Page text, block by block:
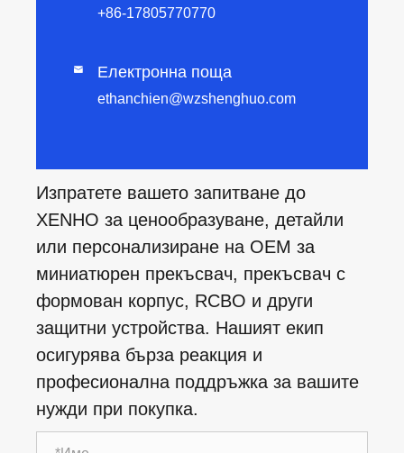
+86-17805770770
 Електронна поща
ethanchien@wzshenghuo.com
Изпратете вашето запитване до
XENHO за ценообразуване, детайли
или персонализиране на OEM за
миниатюрен прекъсвач, прекъсвач с
формован корпус, RCBO и други
защитни устройства. Нашият екип
осигурява бърза реакция и
професионална поддръжка за вашите
нужди при покупка.